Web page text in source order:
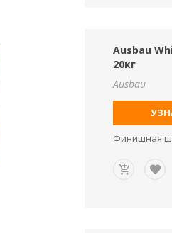
Ausbau
20кг
Ausbau
Финишная